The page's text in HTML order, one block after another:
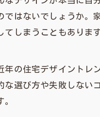
ではないでしょうか。
てしまうこともあります
年の住宅デザイントレ
な選び方や失敗しない
。